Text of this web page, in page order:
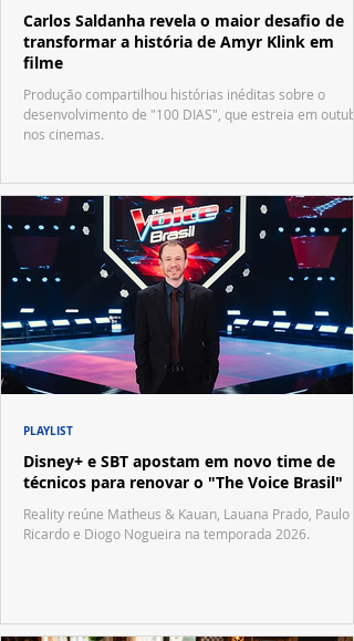
Carlos Saldanha revela o maior desafio de
transformar a história de Amyr Klink em
filme
Produção compartilhou histórias inéditas sobre o
desenvolvimento de "100 DIAS", que estreia em
nos cinemas.
Disney+ e SBT apostam em novo time de
técnicos para renovar o "The Voice Brasil"
Reality reúne Matheus & Kauan, Lauana Prado, Paulo
Ricardo e Diogo Nogueira na temporada 2026.
PLAYLIST